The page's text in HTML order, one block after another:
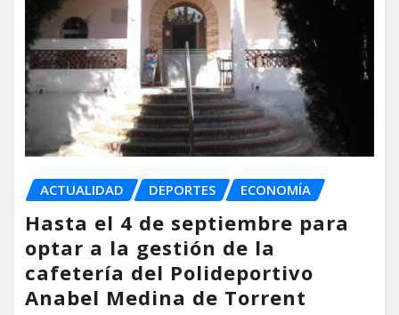
ACTUALIDAD DEPORTES ECONOMÍA
Hasta el 4 de septiembre para
optar a la gestión de la
cafetería del Polideportivo
Anabel Medina de Torrent